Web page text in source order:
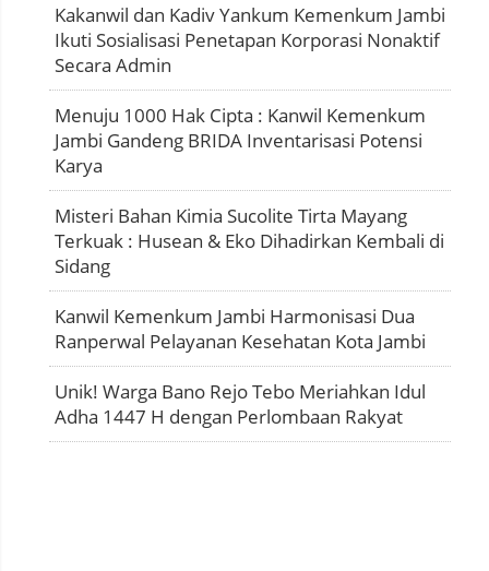
Kakanwil dan Kadiv Yankum Kemenkum Jambi
Ikuti Sosialisasi Penetapan Korporasi Nonaktif
Secara Admin
Menuju 1000 Hak Cipta : Kanwil Kemenkum
Jambi Gandeng BRIDA Inventarisasi Potensi
Karya
Misteri Bahan Kimia Sucolite Tirta Mayang
Terkuak : Husean & Eko Dihadirkan Kembali di
Sidang
Kanwil Kemenkum Jambi Harmonisasi Dua
Ranperwal Pelayanan Kesehatan Kota Jambi
Unik! Warga Bano Rejo Tebo Meriahkan Idul
Adha 1447 H dengan Perlombaan Rakyat